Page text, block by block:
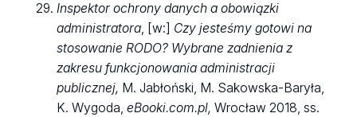
Inspektor ochrony danych a obowiązki
administratora, [w:] Czy jesteśmy gotowi na
stosowanie RODO? Wybrane zadnienia z
zakresu funkcjonowania administracji
publicznej, M. Jabłoński, M. Sakowska-Baryła,
K. Wygoda,eBooki.com.pl,Wrocław 2018, ss.